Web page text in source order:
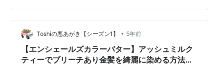
Toshiの悪あがき【シーズン1】 • 5年前
【エンシェールズカラーバター】アッシュミルク
ティーでブリーチあり金髪を綺麗に染める方法と